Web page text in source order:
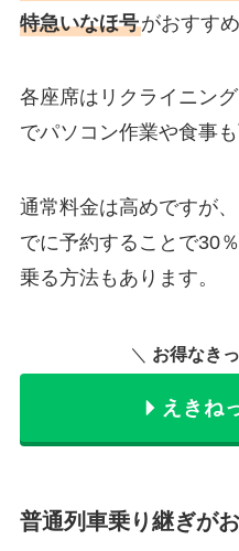
特急いなほ号がおすすめ
各座席はリクライニン
でパソコン作業や食事も
通常料金は高めですが
でに予約することで30
乗る方法もあります。
＼ お得なき
えきね
普通列車乗り継ぎが